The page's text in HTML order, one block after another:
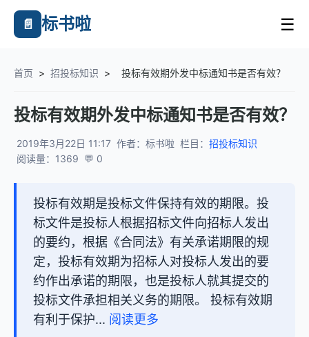
📄 标书啦 ☰
首页 > 招投标知识 > 投标有效期外发中标通知书是否有效？
投标有效期外发中标通知书是否有效？
2019年3月22日 11:17 作者：标书啦 栏目： 招投标知识
阅读量：1369 💬 0
投标有效期是投标文件保持有效的期限。投
标文件是投标人根据招标文件向招标人发出
的要约，根据《合同法》有关承诺期限的规
定，投标有效期为招标人对投标人发出的要
约作出承诺的期限，也是投标人就其提交的
投标文件承担相关义务的期限。 投标有效期
有利于保护... 阅读更多